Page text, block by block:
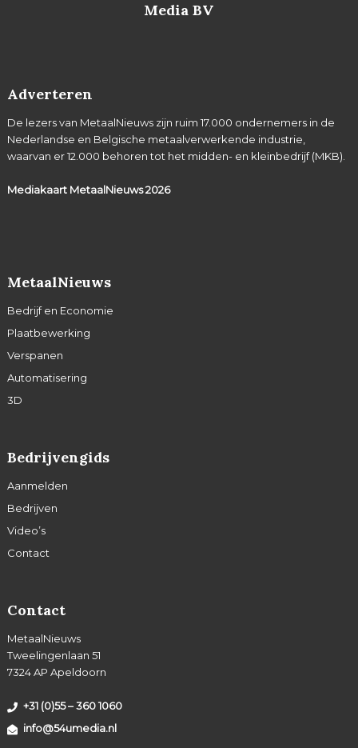
Media BV
Adverteren
De lezers van MetaalNieuws zijn ruim 17.000 ondernemers in de
Nederlandse en Belgische metaalverwerkende industrie,
waarvan er 12.000 behoren tot het midden- en kleinbedrijf (MKB).
Mediakaart MetaalNieuws2026
MetaalNieuws
Bedrijf en Economie
Plaatbewerking
Verspanen
Automatisering
3D
Bedrijvengids
Aanmelden
Bedrijven
Video’s
Contact
Contact
MetaalNieuws
Tweelingenlaan 51
7324 AP Apeldoorn
+31 (0)55 – 360 1060
info@54umedia.nl